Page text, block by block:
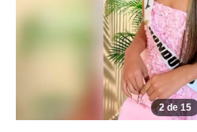
2 de 15